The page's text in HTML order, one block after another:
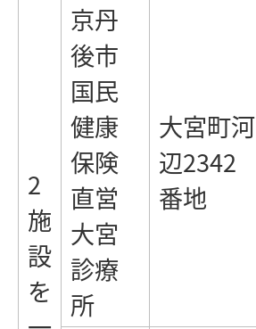
2
施
設
を
京丹
後市
国民
健康
保険
直営
大宮
診療
所
大宮町河
辺2342
番地